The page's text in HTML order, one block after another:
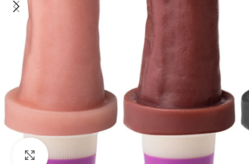
Clique para ampliar